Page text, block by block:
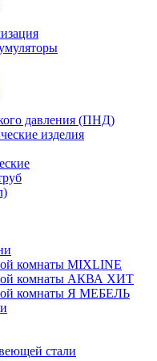
давления (ПНД)
изделия
комнаты MIXLINE
комнаты АКВА ХИТ
комнаты Я МЕБЕЛЬ
стали